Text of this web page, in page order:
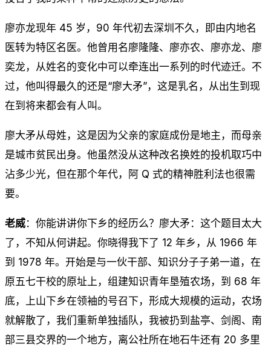
廖亦龙现年 45 岁，90 年代初去深圳不久，即由内地名
医转为特区名医。他曾用名廖隆隆、廖亦农、廖亦龙、廖
奕龙，从姓名的变化中可以牵连出一系列的时代迹迁。不
过，他叫得最久的还是“廖大矛”，这是乳名，从出生到现
在到将来都会有人叫。
廖大矛从母姓，这是因为父亲的家庭成份是地主，而母亲
是城市贫民出身。他虽然没从这种改名换姓的投机取巧中
沾多少光，但在那个年代，阿 Q 式的精神胜利法也很需
要。
老威：你能讲讲你下乡的经历么？廖大矛：这个题目太大
了，不知从何讲起。你晓得我下了 12 年乡，从 1966 年
到 1978 年。开始是与一伙干部、知识分子子弟一道，在
原五七干校的原址上，组建知识青年垦殖农场，到 68 年
底，上山下乡在领袖的号召下，形成大规模的运动，农场
就解散了，我们重新单独插队，我被扔到盐亭、剑阁、南
部三县交界的一个地方，离公社所在地石牛还有 20 多里